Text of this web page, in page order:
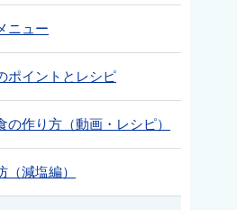
ニュー
ポイントとレシピ
の作り方（動画・レシピ）
減塩編）